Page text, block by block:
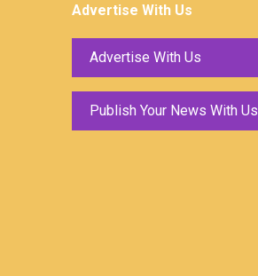
Advertise With Us
Advertise With Us
Publish Your News With Us